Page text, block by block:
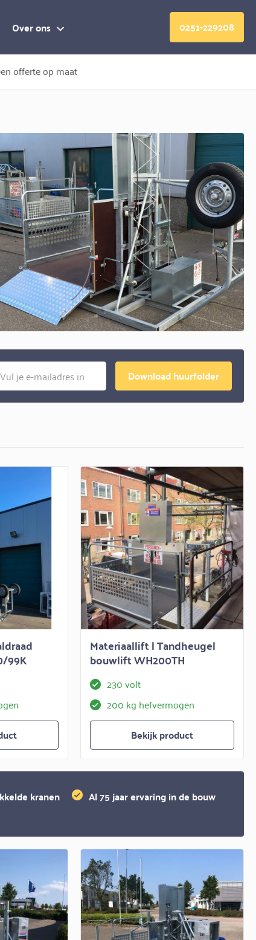
Over ons 0251-229208
offerte op maat
Download huurfolder
99K
Materiaallift | Tandheugel
bouwlift WH200TH
230 volt
200 kg hefvermogen
Bekijk product
kranen Al 75 jaar ervaring in de bouw